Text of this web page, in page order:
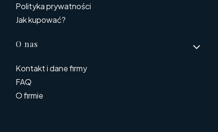
Polityka prywatności
Jak kupować?
O nas
Kontakt i dane firmy
FAQ
O firmie